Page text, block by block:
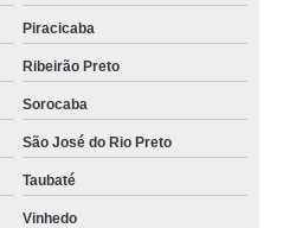
Piracicaba
Ribeirão Preto
Sorocaba
São José do Rio Preto
Taubaté
Vinhedo